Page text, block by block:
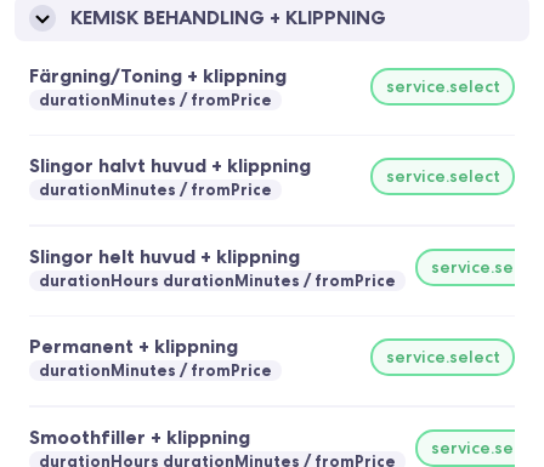
KEMISK BEHANDLING + KLIPPNING
Färgning/Toning + klippning
durationMinutes fromPrice
service.select
Slingor halvt huvud + klippning
durationMinutes fromPrice
service.select
Slingor helt huvud + klippning
durationHours durationMinutes fromPrice
service.select
Permanent + klippning
durationMinutes fromPrice
service.select
Smoothfiller + klippning
durationHours durationMinutes fromPrice
service.select